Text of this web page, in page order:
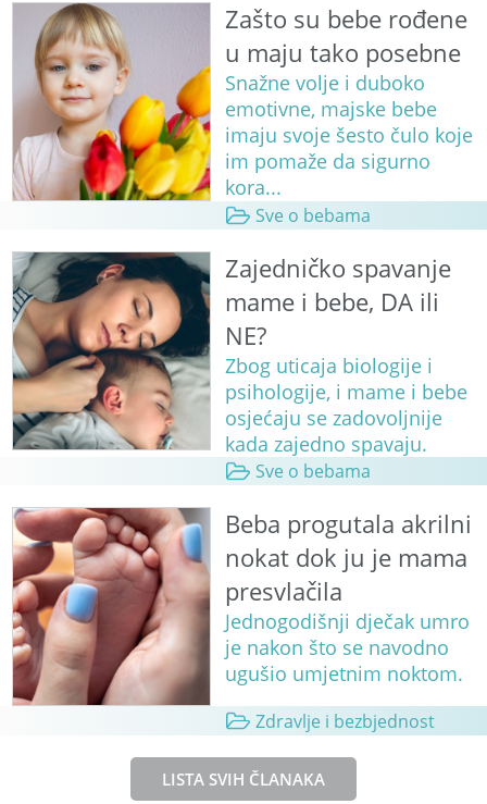
Zašto su bebe rođene
u maju tako posebne
Snažne volje i duboko
emotivne, majske bebe
imaju svoje šesto čulo koje
im pomaže da sigurno
kora...
Sve o bebama
Zajedničko spavanje
mame i bebe, DA ili
NE?
Zbog uticaja biologije i
psihologije, i mame i bebe
osjećaju se zadovoljnije
kada zajedno spavaju.
Sve o bebama
Beba progutala akrilni
nokat dok ju je mama
presvlačila
Jednogodišnji dječak umro
je nakon što se navodno
ugušio umjetnim noktom.
Zdravlje i bezbjednost
LISTA SVIH ČLANAKA